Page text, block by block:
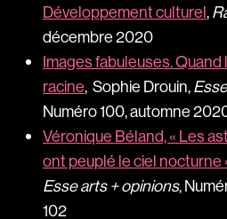
Développement culturel,
décembre 2020
Images fabuleuses.
racine, Sophie Drouin,
Numéro 100, automne
Véronique Béland, « Les
ont peuplé le ciel nocturne
Esse arts + opinions,
102